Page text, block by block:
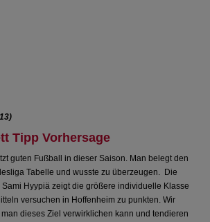
Tipp Vorhersage
guten Fußball in dieser Saison. Man belegt den
Tabelle und wusste zu überzeugen. Die
Sami Hyypiä zeigt die größere individuelle Klasse
versuchen in Hoffenheim zu punkten. Wir
dieses Ziel verwirklichen kann und tendieren